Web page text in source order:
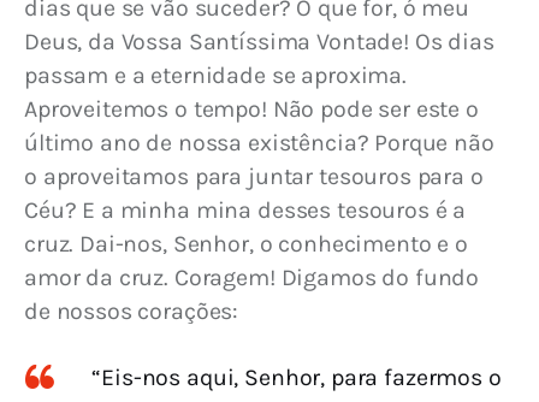
dias que se vão suceder? O que for, ó meu
Deus, da Vossa Santíssima Vontade! Os dias
passam e a eternidade se aproxima.
Aproveitemos o tempo! Não pode ser este o
último ano de nossa existência? Porque não
o aproveitamos para juntar tesouros para o
Céu? E a minha mina desses tesouros é a
cruz. Dai-nos, Senhor, o conhecimento e o
amor da cruz. Coragem! Digamos do fundo
de nossos corações:
“Eis-nos aqui, Senhor, para fazermos o